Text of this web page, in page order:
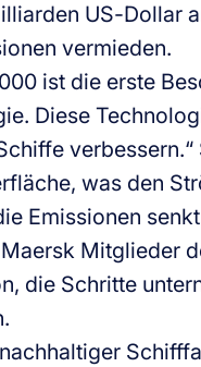
US-Dollar
vermieden.
ist die erste
Diese
was den
Emissionen
Mitglieder
die Schritte